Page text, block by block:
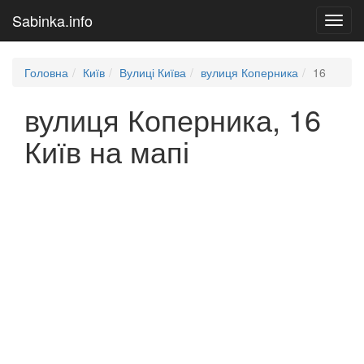
Sabinka.info
Головна Київ Вулиці Київа вулиця Коперника 16
вулиця Коперника, 16
Київ на мапі